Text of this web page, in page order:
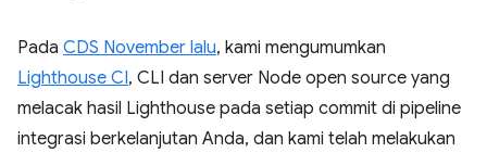
Pada CDS November lalu, kami mengumumkan
Lighthouse CI, CLI dan server Node open source yang
melacak hasil Lighthouse pada setiap commit di pipeline
integrasi berkelanjutan Anda, dan kami telah melakukan